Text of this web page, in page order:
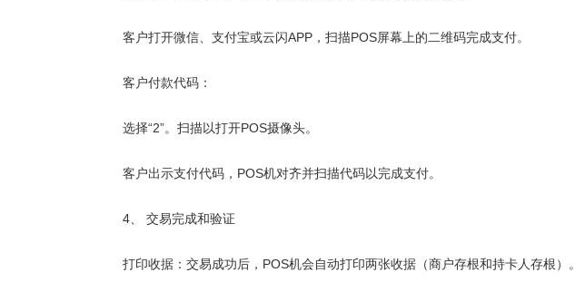
客户打开微信、支付宝或云闪APP，扫描POS屏幕上的二维码完成支付。
客户付款代码：
选择“2”。扫描以打开POS摄像头。
客户出示支付代码，POS机对齐并扫描代码以完成支付。
4、 交易完成和验证
打印收据：交易成功后，POS机会自动打印两张收据（商户存根和持卡人存根）。